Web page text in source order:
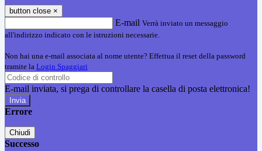
button close ×
E-mail Verrà inviato un messaggio
all'indirizzo indicato con le istruzioni necessarie.
Non hai una e-mail associata al nome utente? Effettua il reset della password
tramite la Login Spaggiari
E-mail inviata, si prega di controllare la casella di posta elettronica!
Errore
Chiudi
Successo